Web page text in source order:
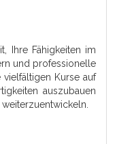
Ihre Fähigkeiten im
und professionelle
Kurse auf
auszubauen